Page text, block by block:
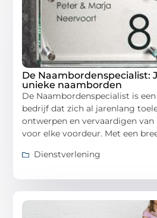
De Naambordenspecialist:
unieke naamborden
De Naambordenspecialist is
bedrijf dat zich al jarenlang
ontwerpen en vervaardigen
voor elke voordeur. Met een
Dienstverlening